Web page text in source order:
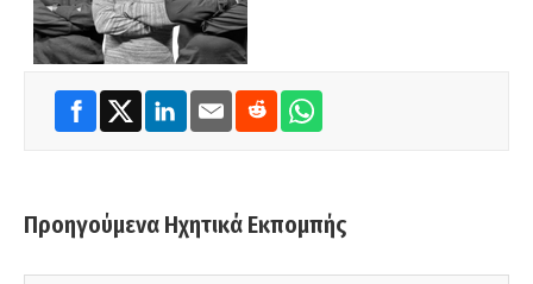
Προηγούμενα Ηχητικά Εκπομπής